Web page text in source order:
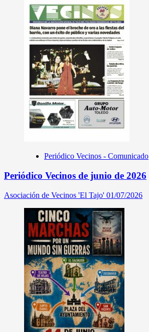
Periódico Vecinos - Comunicado
Periódico Vecinos de junio de 2026
Asociación de Vecinos 'El Tajo' 01/07/2026